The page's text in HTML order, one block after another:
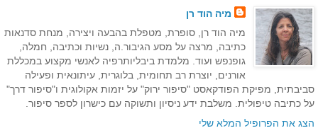
מיה הוד רן
מיה הוד רן, סופרת, מטפלת בהבעה ויצירה, מנחת סדנאות
כתיבה, מרצה על מסע הגיבור.ה, נשיות וכתיבה, חמלה,
גופנפש ועוד. מלמדת ביבליותרפיה לאנשי מקצוע במכללת
אורנים, יוצרת רב תחומית, בלוגרית, עיתונאית ופעילה
סביבתית, מפיקת הפודקאסט "סיפור ירוק" על יזמות אקולוגית ו"סיפור דרך"
על כתיבה טיפולית. משלבת ידע ניסיון ותשוקה עם כישרון לספר סיפור.
הצג את הפרופיל המלא שלי